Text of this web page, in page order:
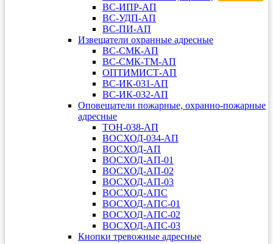
ВС-ИПР-АП
ВС-УДП-АП
ВС-ПИ-АП
Извещатели охранные адресные
ВС-СМК-АП
ВС-СМК-ТМ-АП
ОПТИМИСТ-АП
ВС-ИК-031-АП
ВС-ИК-032-АП
Оповещатели пожарные, охранно-пожарные
адресные
ТОН-038-АП
ВОСХОД-034-АП
ВОСХОД-АП
ВОСХОД-АП-01
ВОСХОД-АП-02
ВОСХОД-АП-03
ВОСХОД-АПС
ВОСХОД-АПС-01
ВОСХОД-АПС-02
ВОСХОД-АПС-03
Кнопки тревожные адресные